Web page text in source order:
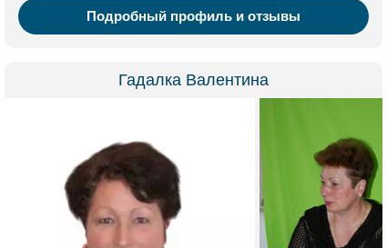
Подробный профиль и отзывы
Гадалка Валентина